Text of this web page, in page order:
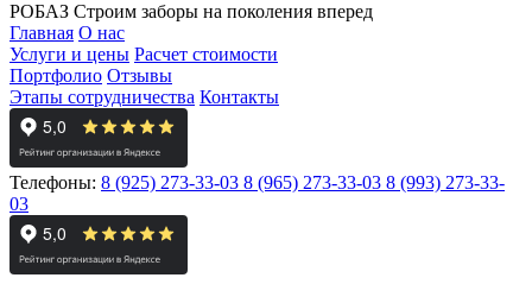
РОБАЗ Строим заборы на поколения вперед
Главная О нас
Услуги и цены Расчет стоимости
Портфолио Отзывы
Этапы сотрудничества Контакты
Телефоны: 8 (925) 273-33-03 8 (965) 273-33-03 8 (993) 273-33-
03